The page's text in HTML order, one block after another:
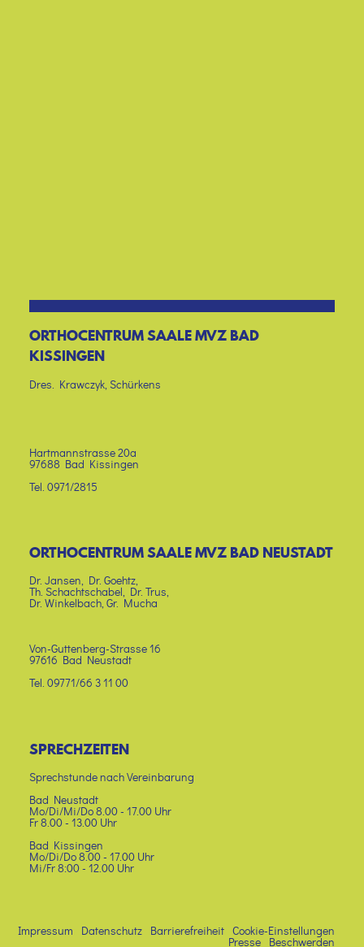
ORTHOCENTRUM SAALE MVZ BAD
KISSINGEN
Dres. Krawczyk, Schürkens
Hartmannstrasse 20a
97688 Bad Kissingen
Tel. 0971/2815
ORTHOCENTRUM SAALE MVZ BAD NEUSTADT
Dr. Jansen, Dr. Goehtz,
Th. Schachtschabel, Dr. Trus,
Dr. Winkelbach, Gr. Mucha
Von-Guttenberg-Strasse 16
97616 Bad Neustadt
Tel. 09771/66 3 11 00
SPRECHZEITEN
Sprechstunde nach Vereinbarung
Bad Neustadt
Mo/Di/Mi/Do 8.00 - 17.00 Uhr
Fr 8.00 - 13.00 Uhr
Bad Kissingen
Mo/Di/Do 8.00 - 17.00 Uhr
Mi/Fr 8:00 - 12.00 Uhr
Impressum Datenschutz Barrierefreiheit
Cookie-Einstellungen
Presse
Beschwerden